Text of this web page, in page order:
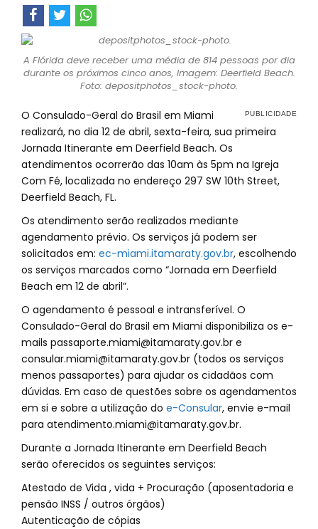
A Flórida deve receber uma média de 814 pessoas por dia
durante os próximos cinco anos, Imagem: Deerfield Beach.
Foto: depositphotos_stock-photo.
O Consulado-Geral do Brasil em Miami
realizará, no dia 12 de abril, sexta-feira, sua primeira
Jornada Itinerante em Deerfield Beach. Os
atendimentos ocorrerão das 10am às 5pm na Igreja
Com Fé, localizada no endereço 297 SW 10th Street,
Deerfield Beach, FL.
Os atendimento serão realizados mediante
agendamento prévio. Os serviços já podem ser
solicitados em: ec-miami.itamaraty.gov.br, escolhendo
os serviços marcados como “Jornada em Deerfield
Beach em 12 de abril”.
O agendamento é pessoal e intransferível. O
Consulado-Geral do Brasil em Miami disponibiliza os e-
mails passaporte.miami@itamaraty.gov.br e
consular.miami@itamaraty.gov.br (todos os serviços
menos passaportes) para ajudar os cidadãos com
dúvidas. Em caso de questões sobre os agendamentos
em si e sobre a utilização do e-Consular, envie e-mail
para atendimento.miami@itamaraty.gov.br.
Durante a Jornada Itinerante em Deerfield Beach
serão oferecidos os seguintes serviços:
Atestado de Vida , vida + Procuração (aposentadoria e
pensão INSS / outros órgãos)
Autenticação de cópias